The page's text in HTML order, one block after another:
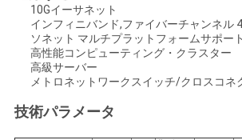
し
な
10Gイーサネット
インフィニバンド,ファイバーチャンネル
ソネット マルチプラットフォームサポート
高性能コンピューティング・クラスター
高級サーバー
メトロネットワークスイッチ/クロスコネ
技術パラメータ